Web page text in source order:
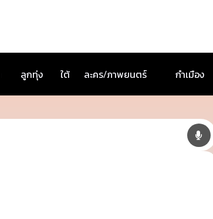
ลูกทุ่ง ใต้ ละคร/ภาพยนตร์ กำเมือง